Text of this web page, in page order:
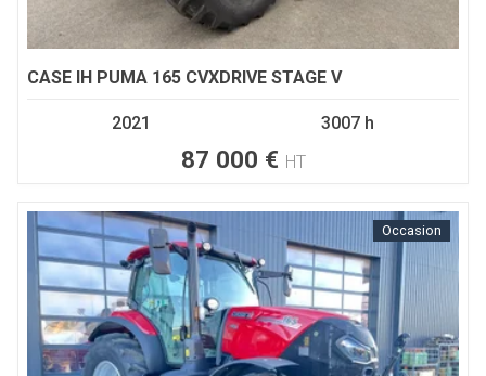
CASE IH PUMA 165 CVXDRIVE STAGE V
2021 3007 h
87 000 € HT
Occasion